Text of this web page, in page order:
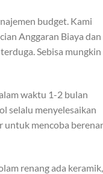
budget. Kami
Anggaran Biaya dan
Sebisa mungkin
waktu 1-2 bulan
selalu menyelesaikan
untuk mencoba
renang ada keramik,